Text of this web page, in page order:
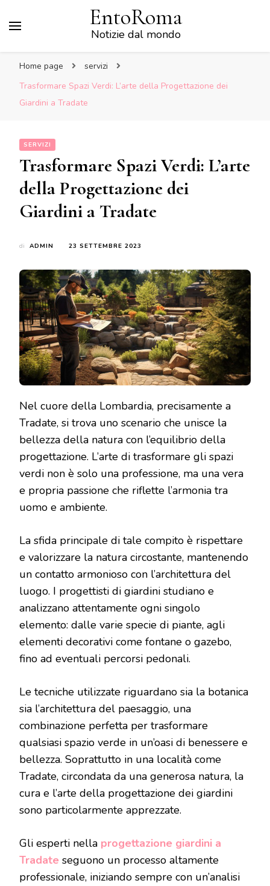
EntoRoma
Notizie dal mondo
Home page
servizi
Trasformare Spazi Verdi: L’arte della Progettazione dei
Giardini a Tradate
SERVIZI
Trasformare Spazi Verdi: L’arte
della Progettazione dei
Giardini a Tradate
di ADMIN 23 SETTEMBRE 2023
Nel cuore della Lombardia, precisamente a
Tradate, si trova uno scenario che unisce la
bellezza della natura con l’equilibrio della
progettazione. L’arte di trasformare gli spazi
verdi non è solo una professione, ma una vera
e propria passione che riflette l’armonia tra
uomo e ambiente.
La sfida principale di tale compito è rispettare
e valorizzare la natura circostante, mantenendo
un contatto armonioso con l’architettura del
luogo. I progettisti di giardini studiano e
analizzano attentamente ogni singolo
elemento: dalle varie specie di piante, agli
elementi decorativi come fontane o gazebo,
fino ad eventuali percorsi pedonali.
Le tecniche utilizzate riguardano sia la botanica
sia l’architettura del paesaggio, una
combinazione perfetta per trasformare
qualsiasi spazio verde in un’oasi di benessere e
bellezza. Soprattutto in una località come
Tradate, circondata da una generosa natura, la
cura e l’arte della progettazione dei giardini
sono particolarmente apprezzate.
Gli esperti nella progettazione giardini a
Tradate seguono un processo altamente
professionale, iniziando sempre con un’analisi